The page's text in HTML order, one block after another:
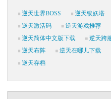
逆天世界BOSS 逆天锁妖塔
逆天激活码
逆天游戏推荐
逆天简体中文版下载
逆天跨
逆天布阵
逆天在哪儿下载
逆天存档